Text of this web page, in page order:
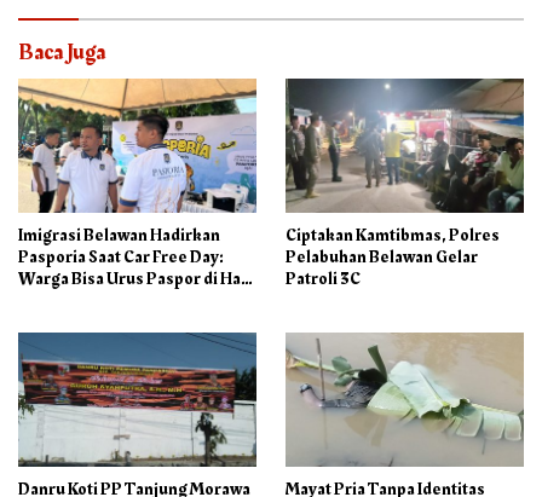
Baca Juga
Imigrasi Belawan Hadirkan
Pasporia Saat Car Free Day:
Warga Bisa Urus Paspor di Hari
Ciptakan Kamtibmas, Polres
Pelabuhan Belawan Gelar
Patroli 3C
Danru Koti PP Tanjung Morawa
Mayat Pria Tanpa Identitas